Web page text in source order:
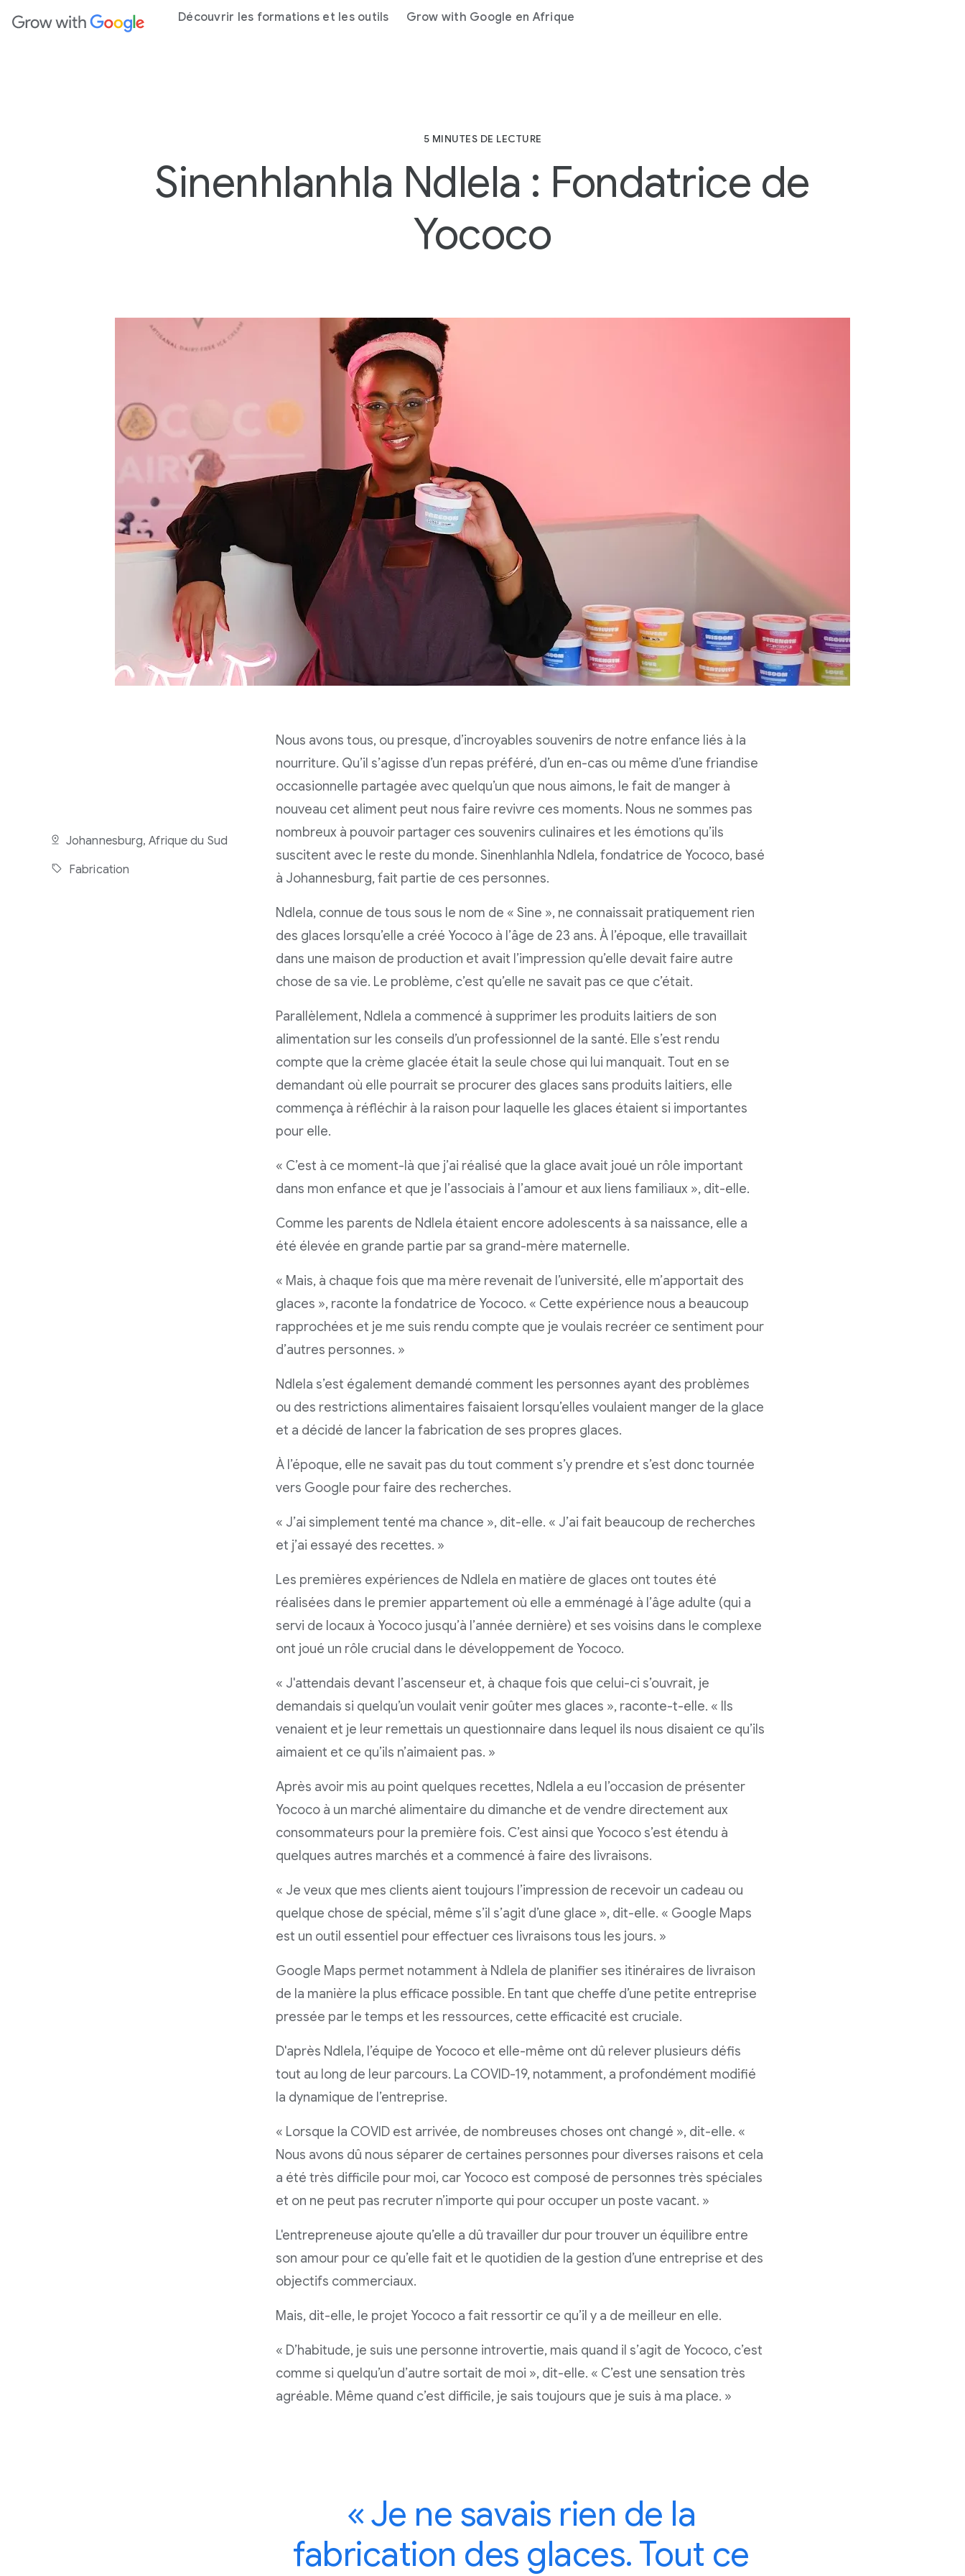
principal Découvrir les formations et les outils Grow with Google en Afrique
5 MINUTES DE LECTURE
Sinenhlanhla Ndlela : Fondatrice de
Yococo
U
T
E
C
T
Johannesburg, Afrique du Sud
Fabrication
Nous avons tous, ou presque, d’incroyables souvenirs de notre enfance liés à la
nourriture. Qu’il s’agisse d’un repas préféré, d’un en-cas ou même d’une friandise
occasionnelle partagée avec quelqu’un que nous aimons, le fait de manger à
nouveau cet aliment peut nous faire revivre ces moments. Nous ne sommes pas
nombreux à pouvoir partager ces souvenirs culinaires et les émotions qu’ils
suscitent avec le reste du monde. Sinenhlanhla Ndlela, fondatrice de Yococo, basé
à Johannesburg, fait partie de ces personnes.
Ndlela, connue de tous sous le nom de « Sine », ne connaissait pratiquement rien
des glaces lorsqu’elle a créé Yococo à l’âge de 23 ans. À l’époque, elle travaillait
dans une maison de production et avait l’impression qu’elle devait faire autre
chose de sa vie. Le problème, c’est qu’elle ne savait pas ce que c’était.
Parallèlement, Ndlela a commencé à supprimer les produits laitiers de son
alimentation sur les conseils d’un professionnel de la santé. Elle s’est rendu
compte que la crème glacée était la seule chose qui lui manquait. Tout en se
demandant où elle pourrait se procurer des glaces sans produits laitiers, elle
commença à réfléchir à la raison pour laquelle les glaces étaient si importantes
pour elle.
« C’est à ce moment-là que j’ai réalisé que la glace avait joué un rôle important
dans mon enfance et que je l’associais à l’amour et aux liens familiaux », dit-elle.
Comme les parents de Ndlela étaient encore adolescents à sa naissance, elle a
été élevée en grande partie par sa grand-mère maternelle.
« Mais, à chaque fois que ma mère revenait de l’université, elle m’apportait des
glaces », raconte la fondatrice de Yococo. « Cette expérience nous a beaucoup
rapprochées et je me suis rendu compte que je voulais recréer ce sentiment pour
d’autres personnes. »
Ndlela s’est également demandé comment les personnes ayant des problèmes
ou des restrictions alimentaires faisaient lorsqu’elles voulaient manger de la glace
et a décidé de lancer la fabrication de ses propres glaces.
À l’époque, elle ne savait pas du tout comment s’y prendre et s’est donc tournée
vers Google pour faire des recherches.
« J’ai simplement tenté ma chance », dit-elle. « J’ai fait beaucoup de recherches
et j’ai essayé des recettes. »
Les premières expériences de Ndlela en matière de glaces ont toutes été
réalisées dans le premier appartement où elle a emménagé à l’âge adulte (qui a
servi de locaux à Yococo jusqu’à l’année dernière) et ses voisins dans le complexe
ont joué un rôle crucial dans le développement de Yococo.
« J'attendais devant l’ascenseur et, à chaque fois que celui-ci s’ouvrait, je
demandais si quelqu’un voulait venir goûter mes glaces », raconte-t-elle. « Ils
venaient et je leur remettais un questionnaire dans lequel ils nous disaient ce qu’ils
aimaient et ce qu’ils n’aimaient pas. »
Après avoir mis au point quelques recettes, Ndlela a eu l’occasion de présenter
Yococo à un marché alimentaire du dimanche et de vendre directement aux
consommateurs pour la première fois. C’est ainsi que Yococo s’est étendu à
quelques autres marchés et a commencé à faire des livraisons.
« Je veux que mes clients aient toujours l’impression de recevoir un cadeau ou
quelque chose de spécial, même s’il s’agit d’une glace », dit-elle. « Google Maps
est un outil essentiel pour effectuer ces livraisons tous les jours. »
Google Maps permet notamment à Ndlela de planifier ses itinéraires de livraison
de la manière la plus efficace possible. En tant que cheffe d’une petite entreprise
pressée par le temps et les ressources, cette efficacité est cruciale.
D'après Ndlela, l’équipe de Yococo et elle-même ont dû relever plusieurs défis
tout au long de leur parcours. La COVID-19, notamment, a profondément modifié
la dynamique de l’entreprise.
« Lorsque la COVID est arrivée, de nombreuses choses ont changé », dit-elle. «
Nous avons dû nous séparer de certaines personnes pour diverses raisons et cela
a été très difficile pour moi, car Yococo est composé de personnes très spéciales
et on ne peut pas recruter n’importe qui pour occuper un poste vacant. »
L'entrepreneuse ajoute qu’elle a dû travailler dur pour trouver un équilibre entre
son amour pour ce qu’elle fait et le quotidien de la gestion d’une entreprise et des
objectifs commerciaux.
Mais, dit-elle, le projet Yococo a fait ressortir ce qu’il y a de meilleur en elle.
« D’habitude, je suis une personne introvertie, mais quand il s’agit de Yococo, c’est
comme si quelqu’un d’autre sortait de moi », dit-elle. « C’est une sensation très
agréable. Même quand c’est difficile, je sais toujours que je suis à ma place. »
« Je ne savais rien de la
fabrication des glaces. Tout ce